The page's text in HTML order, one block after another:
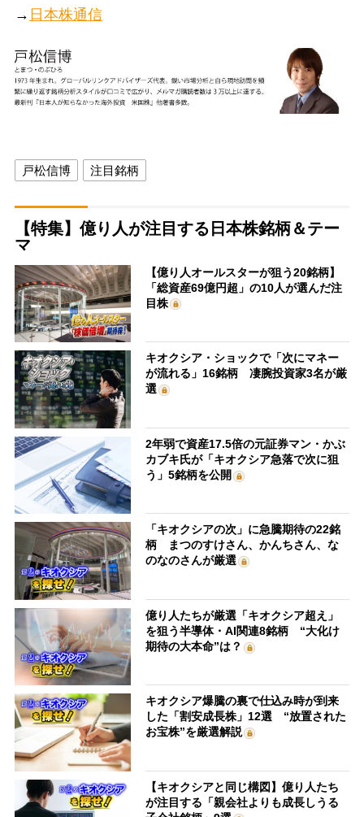
→ 日本株通信
戸松信博 注目銘柄
【特集】億り人が注目する日本株銘柄＆テー
マ
【億り人オールスターが狙う20銘柄】
「総資産69億円超」の10人が選んだ注
目株
キオクシア・ショックで「次にマネー
が流れる」16銘柄 凄腕投資家3名が厳
選
2年弱で資産17.5倍の元証券マン・かぶ
カブキ氏が「キオクシア急落で次に狙
う」5銘柄を公開
「キオクシアの次」に急騰期待の22銘
柄 まつのすけさん、かんちさん、な
のなのさんが厳選
億り人たちが厳選「キオクシア超え」
を狙う半導体・AI関連8銘柄 “大化け
期待の大本命”は？
キオクシア爆騰の裏で仕込み時が到来
した「割安成長株」12選 “放置された
お宝株”を厳選解説
【キオクシアと同じ構図】億り人たち
が注目する「親会社よりも成長しうる